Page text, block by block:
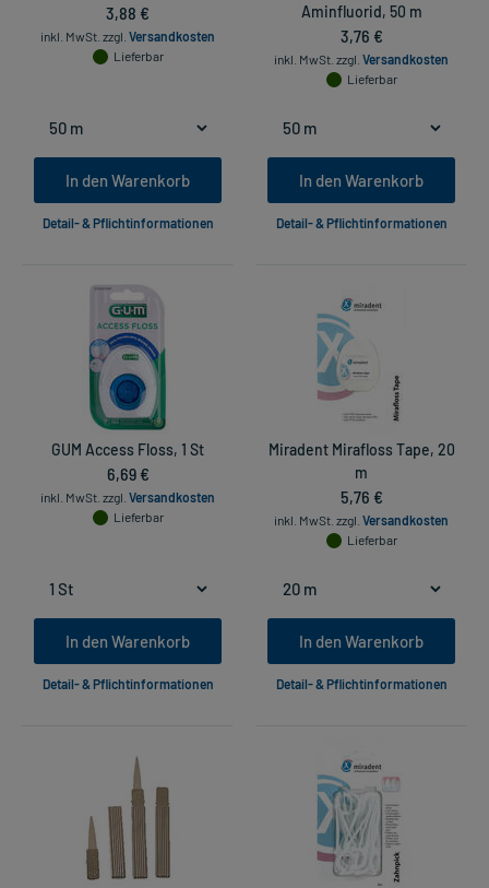
3,88 €
inkl. MwSt. zzgl. Versandkosten
Lieferbar
In den Warenkorb
Detail- & Pflichtinformationen
Aminfluorid, 50 m
3,76 €
inkl. MwSt. zzgl. Versandkosten
Lieferbar
In den Warenkorb
Detail- & Pflichtinformationen
GUM Access Floss, 1 St
6,69 €
inkl. MwSt. zzgl. Versandkosten
Lieferbar
In den Warenkorb
Detail- & Pflichtinformationen
Miradent Mirafloss Tape, 20
m
5,76 €
inkl. MwSt. zzgl. Versandkosten
Lieferbar
In den Warenkorb
Detail- & Pflichtinformationen